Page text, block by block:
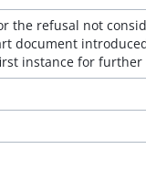
the refusal not
document
instance for further